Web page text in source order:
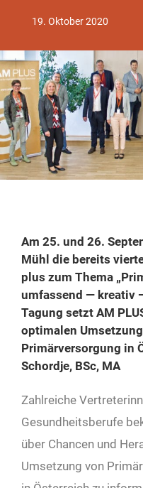
19. Oktober 2020
Am 25. und 26.
Mühl die bereits
plus zum Thema
umfassend — kreativ
Tagung setzt AM
optimalen
Primärversorgung in
Schordje, BSc, MA
Zahlreiche
Gesundheitsberufe
über Chancen und
Umsetzung von